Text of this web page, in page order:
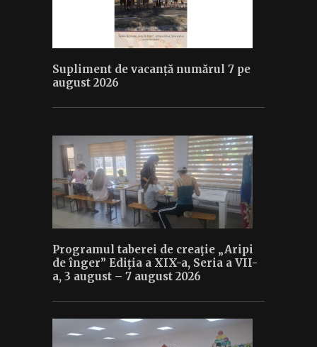
Supliment de vacanță numărul 7 pe
august 2026
Programul taberei de creaţie „Aripi
de înger” Ediţia a XIX-a, Seria a VII-
a, 3 august – 7 august 2026